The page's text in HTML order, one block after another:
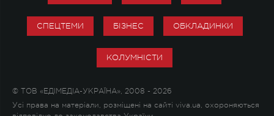
СПЕЦТЕМИ БІЗНЕС ОБКЛАДИНКИ
КОЛУМНІСТИ
© ТОВ «ЕДІМЕДІА-УКРАЇНА», 2008 - 2026
Усі права на матеріали, розміщені на сайті viva.ua, охороняються